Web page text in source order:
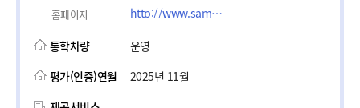
홈페이지 http://www.samsan.es.kr
통학차량
운영
평가(인증)연월
2025년 11월